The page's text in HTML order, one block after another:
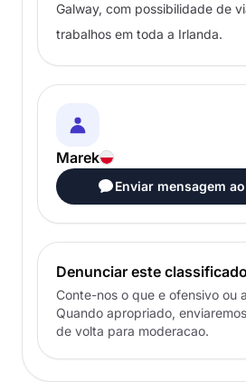
Galway, com possibilidade de
trabalhos em toda a Irlanda.
Marek
Enviar mensagem
Denunciar este classificado
Conte-nos o que e ofensivo ou
Quando apropriado,
de volta para moderacao.